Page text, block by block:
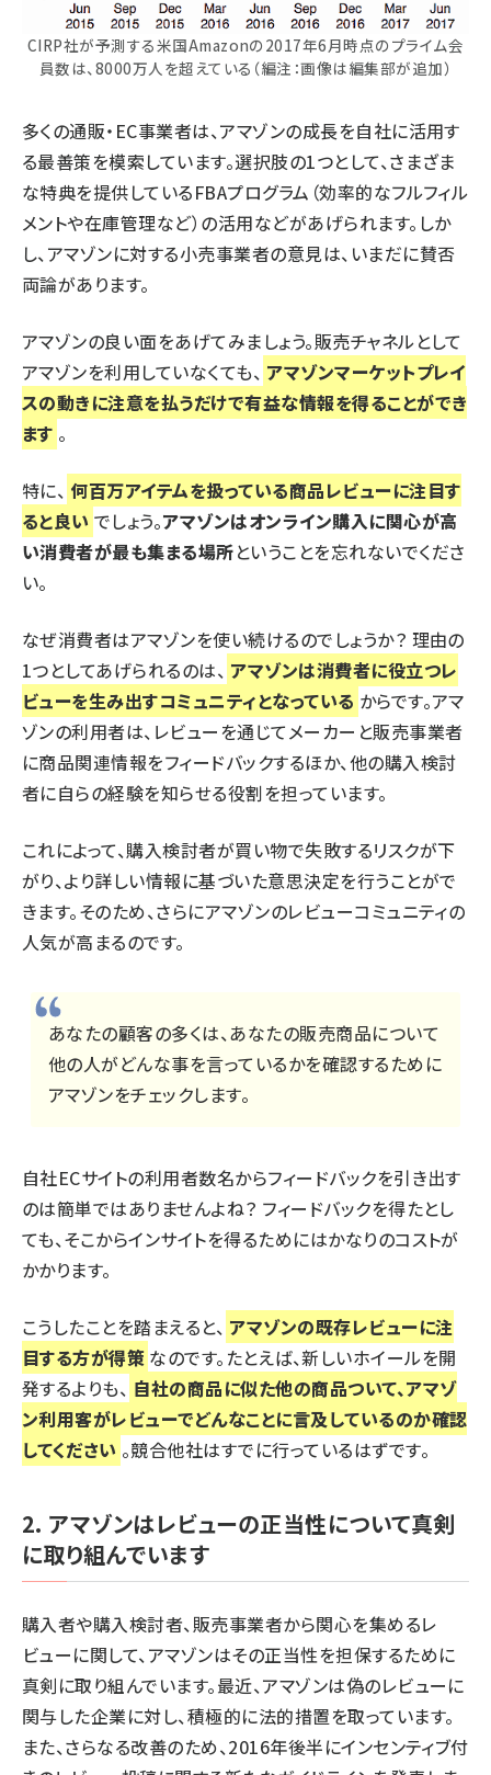
CIRP社が予測する米国Amazonの2017年6月時点のプライム会
員数は、8000万人を超えている（編注：画像は編集部が追加）
多くの通販・EC事業者は、アマゾンの成長を自社に活用す
る最善策を模索しています。選択肢の1つとして、さまざま
な特典を提供しているFBAプログラム（効率的なフルフィル
メントや在庫管理など）の活用などがあげられます。しか
し、アマゾンに対する小売事業者の意見は、いまだに賛否
両論があります。
アマゾンの良い面をあげてみましょう。販売チャネルとして
アマゾンを利用していなくても、 アマゾンマーケットプレイ
スの動きに注意を払うだけで有益な情報を得ることができ
ます 。
特に、 何百万アイテムを扱っている商品レビューに注目す
ると良い でしょう。アマゾンはオンライン購入に関心が高
い消費者が最も集まる場所ということを忘れないでくださ
い。
なぜ消費者はアマゾンを使い続けるのでしょうか？ 理由の
1つとしてあげられるのは、 アマゾンは消費者に役立つレ
ビューを生み出すコミュニティとなっている からです。アマ
ゾンの利用者は、レビューを通じてメーカーと販売事業者
に商品関連情報をフィードバックするほか、他の購入検討
者に自らの経験を知らせる役割を担っています。
これによって、購入検討者が買い物で失敗するリスクが下
がり、より詳しい情報に基づいた意思決定を行うことがで
きます。そのため、さらにアマゾンのレビューコミュニティの
人気が高まるのです。
あなたの顧客の多くは、あなたの販売商品について
他の人がどんな事を言っているかを確認するために
アマゾンをチェックします。
自社ECサイトの利用者数名からフィードバックを引き出す
のは簡単ではありませんよね？ フィードバックを得たとし
ても、そこからインサイトを得るためにはかなりのコストが
かかります。
こうしたことを踏まえると、 アマゾンの既存レビューに注
目する方が得策 なのです。たとえば、新しいホイールを開
発するよりも、 自社の商品に似た他の商品ついて、アマゾ
ン利用客がレビューでどんなことに言及しているのか確認
してください 。競合他社はすでに行っているはずです。
2. アマゾンはレビューの正当性について真剣
に取り組んでいます
購入者や購入検討者、販売事業者から関心を集めるレ
ビューに関して、アマゾンはその正当性を担保するために
真剣に取り組んでいます。最近、アマゾンは偽のレビューに
関与した企業に対し、積極的に法的措置を取っています。
また、さらなる改善のため、2016年後半にインセンティブ付